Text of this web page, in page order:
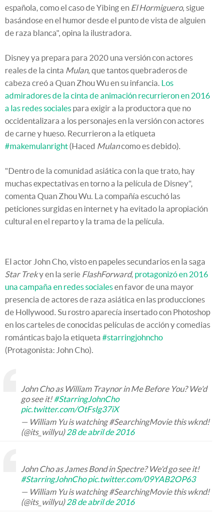
española, como el caso de Yibing en El Hormiguero, sigue
basándose en el humor desde el punto de vista de alguien
de raza blanca", opina la ilustradora.
Disney ya prepara para 2020 una versión con actores
reales de la cinta Mulan, que tantos quebraderos de
cabeza creó a Quan Zhou Wu en su infancia. Los
admiradores de la cinta de animación recurrieron en 2016
a las redes sociales para exigir a la productora que no
occidentalizara a los personajes en la versión con actores
de carne y hueso. Recurrieron a la etiqueta
#makemulanright (Haced Mulancomo es debido)
"Dentro de la comunidad asiática con la que trato, hay
muchas expectativas en torno a la película de Disney",
comenta Quan Zhou Wu. La compañía escuchó las
peticiones surgidas en internet y ha evitado la apropiación
cultural en el reparto y la trama de la película.
El actor John Cho, visto en papeles secundarios en la saga
Star Treky en la serie FlashForward, protagonizó en 2016
una campaña en redes socialesen favor de una mayor
presencia de actores de raza asiática en las producciones
de Hollywood. Su rostro aparecía insertado con Photoshop
en los carteles de conocidas películas de acción y comedias
románticas bajo la etiqueta #starringjohncho
(Protagonista: John Cho).
John Cho as William Traynor in Me Before You? We'd
go see it!#StarringJohnCho
pic.twitter.com/OtFsIg37iX
— William Yu is watching #SearchingMovie this wknd!
(@its_willyu) 28 de abril de 2016
John Cho as James Bond in Spectre? We'd go see it!
#StarringJohnCho pic.twitter.com/09YAB2OP63
— William Yu is watching #SearchingMovie this wknd!
(@its_willyu) 28 de abril de 2016